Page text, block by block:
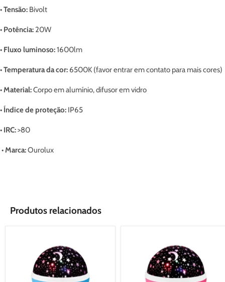
•Tensão: Bivolt
• Potência: 20W
• Fluxo luminoso:1600lm
• Temperatura da cor: 6500K (favor entrar em contato para mais cores)
• Material:Corpo em alumínio, difusor em vidro
• Índice de proteção: IP65
• IRC:>80
• Marca:Ourolux
Produtos relacionados